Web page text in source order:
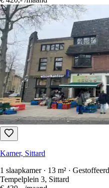
Kamer, Sittard
1 slaapkamer · 12 m² · Gestoffeerd
Tempelplein 3, Sittard
€ 420,-